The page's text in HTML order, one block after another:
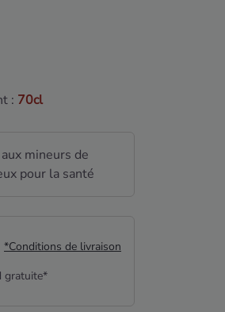
: 70cl
mineurs de
pour la santé
*Conditions de livraison
gratuite*